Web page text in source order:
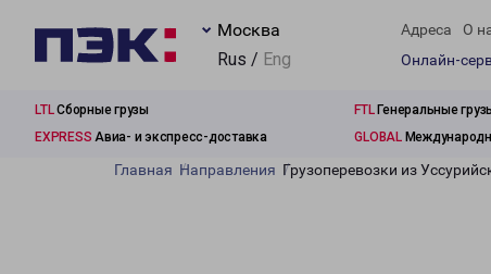
Москва
Rus / Eng
Адреса О
Онлайн-
LTLСборные грузы FTLГенеральные
EXPRESS Авиа- и экспресс-доставка GLOBAL
Главная Направления Грузоперевозки из